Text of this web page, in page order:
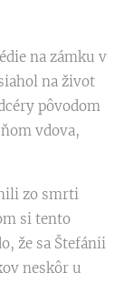
na zámku v
na život
pôvodom
vdova,
zo smrti
si tento
že sa Štefánii
neskôr u